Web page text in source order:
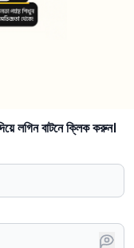
লগিন বাটনে ক্লিক করুন।